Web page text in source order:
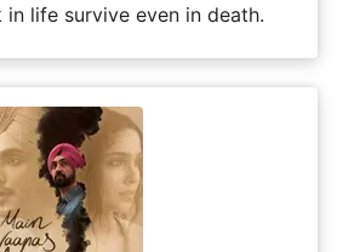
life survive even in death.